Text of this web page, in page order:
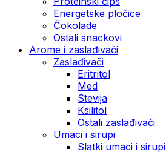
Energetske pločice
Čokolade
Ostali snackovi
Arome i zaslađivači
Zaslađivači
Eritritol
Med
Stevija
Ksilitol
Ostali zaslađivači
Umaci i sirupi
Slatki umaci i sirupi